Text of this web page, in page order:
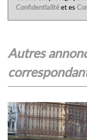
Confidentialitéet es
autres annonces immobilières